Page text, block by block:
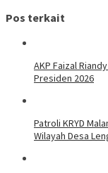
Pos terkait
AKP Faizal
Presiden 2026
Patroli KRYD
Wilayah Desa